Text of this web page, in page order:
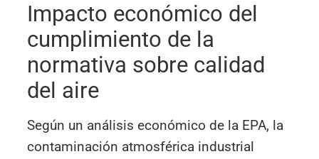
Impacto económico del
cumplimiento de la
normativa sobre calidad
del aire
Según un análisis económico de la EPA, la
contaminación atmosférica industrial